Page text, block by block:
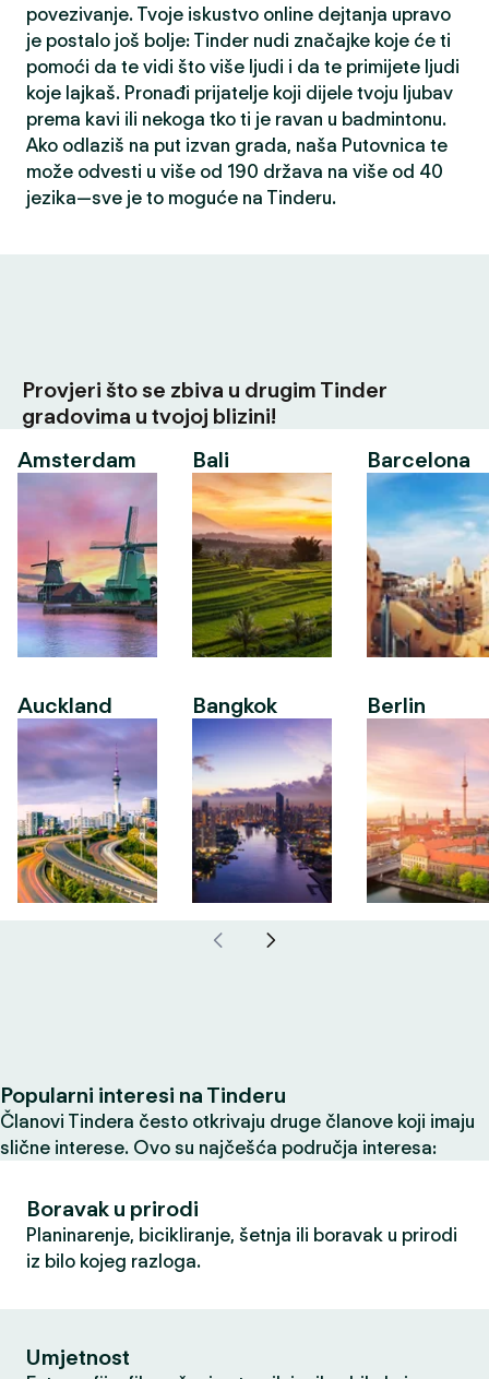
povezivanje. Tvoje iskustvo online dejtanja upravo
je postalo još bolje: Tinder nudi značajke koje će ti
pomoći da te vidi što više ljudi i da te primijete ljudi
koje lajkaš. Pronađi prijatelje koji dijele tvoju ljubav
prema kavi ili nekoga tko ti je ravan u badmintonu.
Ako odlaziš na put izvan grada, naša Putovnica te
može odvesti u više od 190 država na više od 40
jezika—sve je to moguće na Tinderu.
Provjeri što se zbiva u drugim Tinder
gradovima u tvojoj blizini!
Amsterdam
Auckland
Bali
Bangkok
Barcelona
Berlin
Popularni interesi na Tinderu
Članovi Tindera često otkrivaju druge članove koji imaju
slične interese. Ovo su najčešća područja interesa:
Boravak u prirodi
Planinarenje, bicikliranje, šetnja ili boravak u prirodi
iz bilo kojeg razloga.
Umjetnost